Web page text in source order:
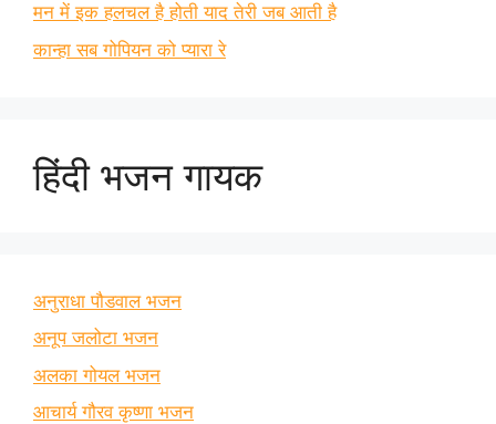
मन में इक हलचल है होती याद तेरी जब आती है
कान्हा सब गोपियन को प्यारा रे
हिंदी भजन गायक
अनुराधा पौडवाल भजन
अनूप जलोटा भजन
अलका गोयल भजन
आचार्य गौरव कृष्णा भजन